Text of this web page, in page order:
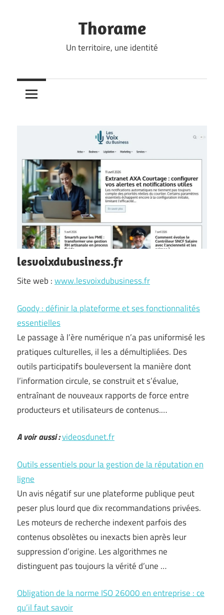
Thorame
Un territoire, une identité
lesvoixdubusiness.fr
Site web :www.lesvoixdubusiness.fr
Goody : définir la plateforme et ses fonctionnalités
essentielles
Le passage à l’ère numérique n’a pas uniformisé les
pratiques culturelles, il les a démultipliées. Des
outils participatifs bouleversent la manière dont
l’information circule, se construit et s’évalue,
entraînant de nouveaux rapports de force entre
producteurs et utilisateurs de contenus.…
A voir aussi :videosdunet.fr
Outils essentiels pour la gestion de la réputation en
ligne
Un avis négatif sur une plateforme publique peut
peser plus lourd que dix recommandations privées.
Les moteurs de recherche indexent parfois des
contenus obsolètes ou inexacts bien après leur
suppression d’origine. Les algorithmes ne
distinguent pas toujours la vérité d’une …
Obligation de la norme ISO 26000 en entreprise : ce
qu’il faut savoir